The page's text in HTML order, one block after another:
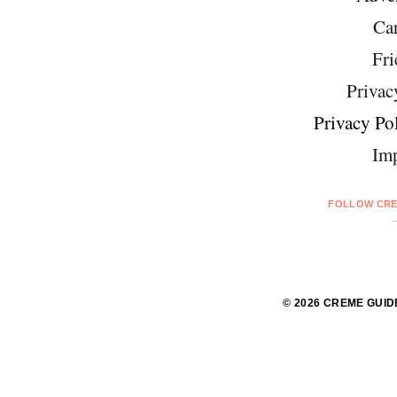
Privacy
FOLLOW
© 2026 CREME